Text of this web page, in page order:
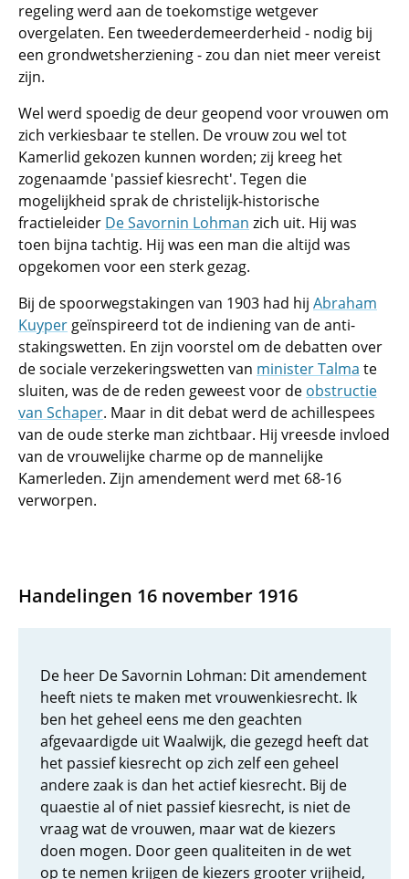
regeling werd aan de toekomstige wetgever
overgelaten. Een tweederdemeerderheid - nodig bij
een grondwetsherziening - zou dan niet meer vereist
zijn.
Wel werd spoedig de deur geopend voor vrouwen om
zich verkiesbaar te stellen. De vrouw zou wel tot
Kamerlid gekozen kunnen worden; zij kreeg het
zogenaamde 'passief kiesrecht'. Tegen die
mogelijkheid sprak de christelijk-historische
fractieleider De Savornin Lohman zich uit. Hij was
toen bijna tachtig. Hij was een man die altijd was
opgekomen voor een sterk gezag.
Bij de spoorwegstakingen van 1903 had hij Abraham
Kuyper geïnspireerd tot de indiening van de anti-
stakingswetten. En zijn voorstel om de debatten over
de sociale verzekeringswetten van minister Talma te
sluiten, was de de reden geweest voor de obstructie
van Schaper. Maar in dit debat werd de achillespees
van de oude sterke man zichtbaar. Hij vreesde invloed
van de vrouwelijke charme op de mannelijke
Kamerleden. Zijn amendement werd met 68-16
verworpen.
Handelingen 16 november 1916
De heer De Savornin Lohman: Dit amendement
heeft niets te maken met vrouwenkiesrecht. Ik
ben het geheel eens me den geachten
afgevaardigde uit Waalwijk, die gezegd heeft dat
het passief kiesrecht op zich zelf een geheel
andere zaak is dan het actief kiesrecht. Bij de
quaestie al of niet passief kiesrecht, is niet de
vraag wat de vrouwen, maar wat de kiezers
doen mogen. Door geen qualiteiten in de wet
op te nemen krijgen de kiezers grooter vrijheid,